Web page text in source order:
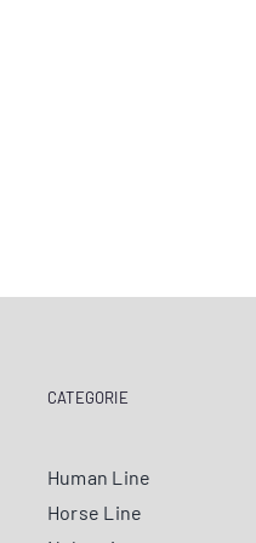
CATEGORIE
Human Line
Horse Line